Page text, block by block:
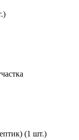
(1 шт.)